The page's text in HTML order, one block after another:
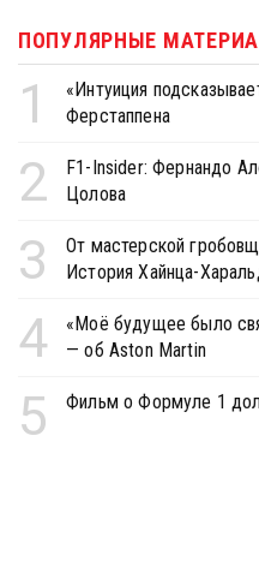
ПОПУЛЯРНЫЕ
1
«Интуиция
Ферстаппена
2
F1-Insider: Фернандо
Цолова
3
От мастерской
История Хайнца-
4
«Моё будущее было
— об Aston Martin
5 Фильм о Формуле 1